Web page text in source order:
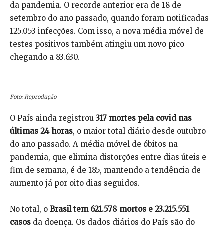
da pandemia. O recorde anterior era de 18 de
setembro do ano passado, quando foram notificadas
125.053 infecções. Com isso, a nova média móvel de
testes positivos também atingiu um novo pico
chegando a 83.630.
Foto: Reprodução
O País ainda registrou 317 mortes pela covid nas
últimas 24 horas, o maior total diário desde outubro
do ano passado. A média móvel de óbitos na
pandemia, que elimina distorções entre dias úteis e
fim de semana, é de 185, mantendo a tendência de
aumento já por oito dias seguidos.
No total, o Brasil tem 621.578 mortos e 23.215.551
casos da doença. Os dados diários do País são do